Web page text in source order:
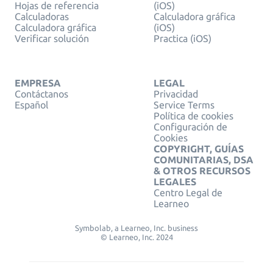
Hojas de referencia
Calculadoras
Calculadora gráfica
Verificar solución
(iOS)
Calculadora gráfica
(iOS)
Practica (iOS)
EMPRESA
Contáctanos
Español
LEGAL
Privacidad
Service Terms
Política de cookies
Configuración de
Cookies
COPYRIGHT, GUÍAS
COMUNITARIAS, DSA
& OTROS RECURSOS
LEGALES
Centro Legal de
Learneo
Symbolab, a Learneo, Inc. business
© Learneo, Inc. 2024